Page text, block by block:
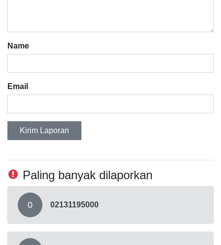
Name
Email
Kirim Laporan
Paling banyak dilaporkan
0 02131195000